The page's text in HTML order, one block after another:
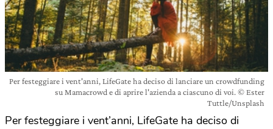
Per festeggiare i vent'anni, LifeGate ha deciso di lanciare un crowdfunding
su Mamacrowd e di aprire l'azienda a ciascuno di voi. © Ester
Tuttle/Unsplash
Per festeggiare i vent’anni, LifeGate ha deciso di